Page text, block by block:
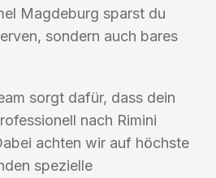
Magdeburg sparst du
sondern auch bares
sorgt dafür, dass dein
nach Rimini
achten wir auf höchste
spezielle